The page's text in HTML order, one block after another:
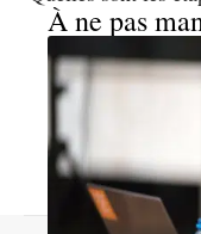
À ne pas